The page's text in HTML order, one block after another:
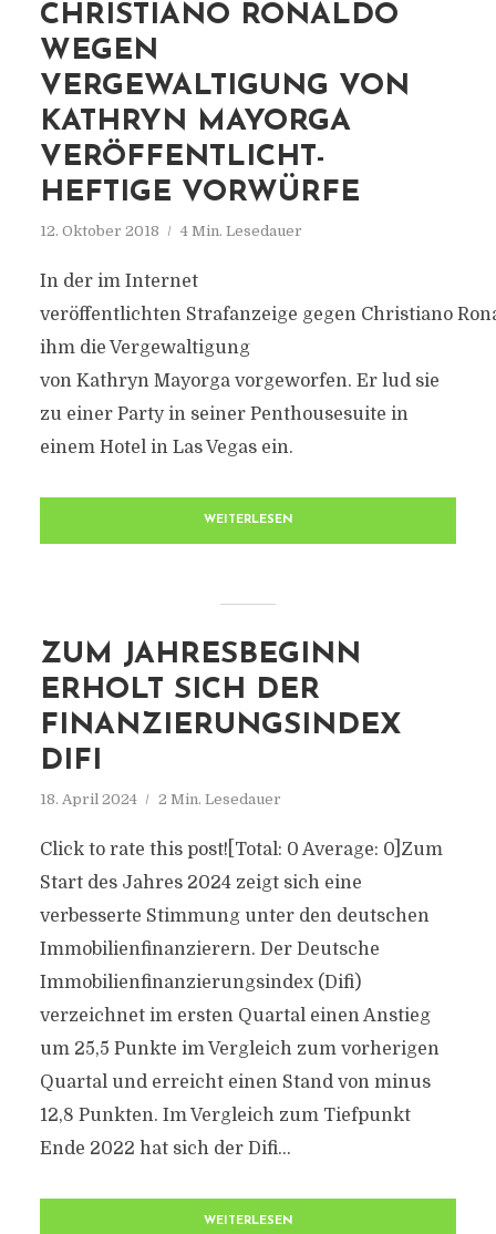
CHRISTIANO RONALDO
WEGEN
VERGEWALTIGUNG VON
KATHRYN MAYORGA
VERÖFFENTLICHT-
HEFTIGE VORWÜRFE
12. Oktober 2018 4 Min. Lesedauer
In der im Internet
veröffentlichten Strafanzeige gegen Christiano
ihm die Vergewaltigung
von Kathryn Mayorga vorgeworfen. Er lud sie
zu einer Party in seiner Penthousesuite in
einem Hotel in Las Vegas ein.
WEITERLESEN
ZUM JAHRESBEGINN
ERHOLT SICH DER
FINANZIERUNGSINDEX
DIFI
18. April 2024 2 Min. Lesedauer
Click to rate this post![Total: 0 Average: 0]Zum
Start des Jahres 2024 zeigt sich eine
verbesserte Stimmung unter den deutschen
Immobilienfinanzierern. Der Deutsche
Immobilienfinanzierungsindex (Difi)
verzeichnet im ersten Quartal einen Anstieg
um 25,5 Punkte im Vergleich zum vorherigen
Quartal und erreicht einen Stand von minus
12,8 Punkten. Im Vergleich zum Tiefpunkt
Ende 2022 hat sich der Difi...
WEITERLESEN